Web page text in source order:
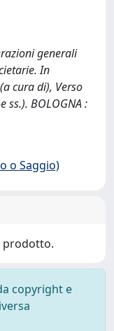
generali
In
(a cura di), Verso
ss.). BOLOGNA :
o Saggio)
prodotto.
copyright e